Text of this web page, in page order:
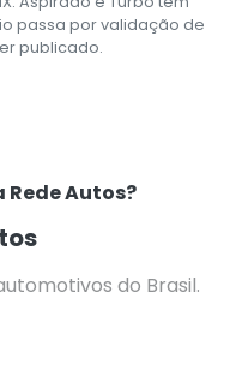
passa por validação de
publicado.
Autos?
do Brasil.